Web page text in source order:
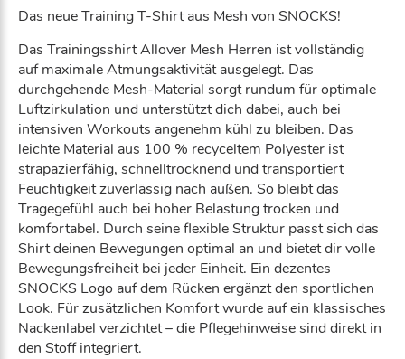
Das neue Training T-Shirt aus Mesh von SNOCKS!
Das Trainingsshirt Allover Mesh Herren ist vollständig
auf maximale Atmungsaktivität ausgelegt. Das
durchgehende Mesh-Material sorgt rundum für optimale
Luftzirkulation und unterstützt dich dabei, auch bei
intensiven Workouts angenehm kühl zu bleiben. Das
leichte Material aus 100 % recyceltem Polyester ist
strapazierfähig, schnelltrocknend und transportiert
Feuchtigkeit zuverlässig nach außen. So bleibt das
Tragegefühl auch bei hoher Belastung trocken und
komfortabel. Durch seine flexible Struktur passt sich das
Shirt deinen Bewegungen optimal an und bietet dir volle
Bewegungsfreiheit bei jeder Einheit. Ein dezentes
SNOCKS Logo auf dem Rücken ergänzt den sportlichen
Look. Für zusätzlichen Komfort wurde auf ein klassisches
Nackenlabel verzichtet – die Pflegehinweise sind direkt in
den Stoff integriert.